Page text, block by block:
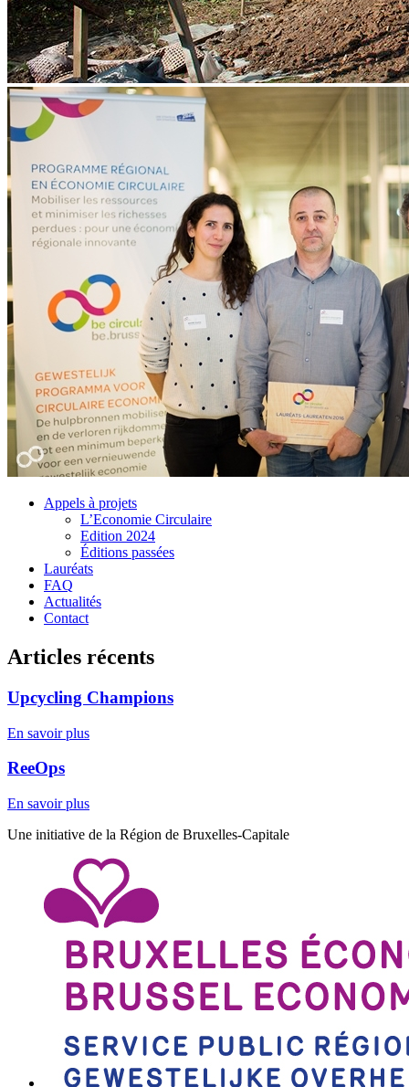
Appels à projets
L’Economie Circulaire
Edition 2024
Éditions passées
Lauréats
FAQ
Actualités
Contact
Articles récents
Upcycling Champions
En savoir plus
ReeOps
En savoir plus
Une initiative de la Région de Bruxelles-Capitale